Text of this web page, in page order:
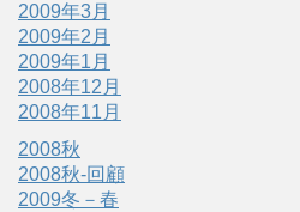
2009年3月
2009年2月
2009年1月
2008年12月
2008年11月
2008秋
2008秋-回顧
2009冬－春